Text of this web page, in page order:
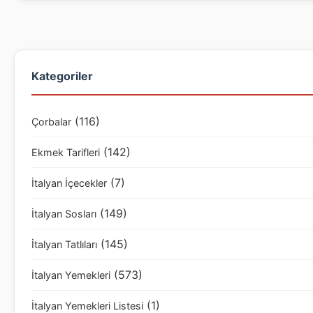
Kategoriler
Çorbalar (116)
Ekmek Tarifleri (142)
İtalyan İçecekler (7)
İtalyan Sosları (149)
İtalyan Tatlıları (145)
İtalyan Yemekleri (573)
İtalyan Yemekleri Listesi (1)